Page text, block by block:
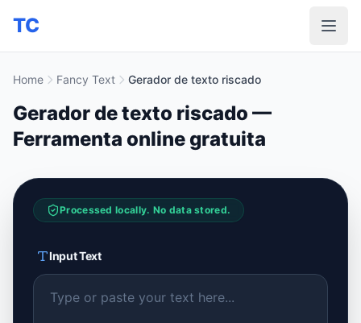
TC
Home Fancy Text Gerador de texto riscado
Gerador de texto riscado —
Ferramenta online gratuita
Processed locally. No data stored.
Input Text